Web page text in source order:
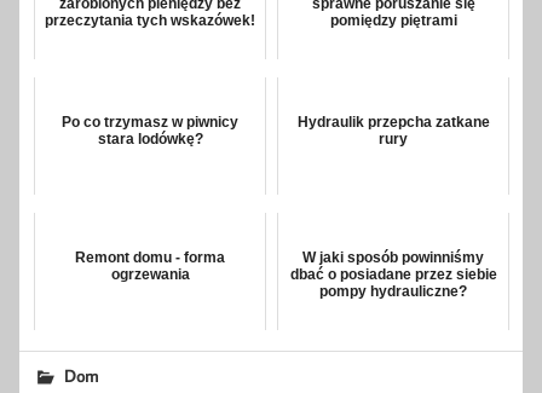
zarobionych pieniędzy bez
przeczytania tych wskazówek!
sprawne poruszanie się
pomiędzy piętrami
Po co trzymasz w piwnicy
stara lodówkę?
Hydraulik przepcha zatkane
rury
Remont domu - forma
ogrzewania
W jaki sposób powinniśmy
dbać o posiadane przez siebie
pompy hydrauliczne?
Dom